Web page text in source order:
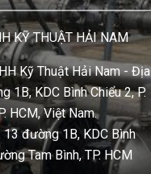
KỸ THUẬT HẢI NAM
Kỹ Thuật Hải Nam - Địa
1B, KDC Bình Chiểu 2, P.
HCM, Việt Nam.
đường 1B, KDC Bình
Tam Bình, TP. HCM